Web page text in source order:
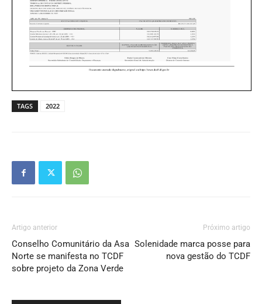
TAGS 2022
Artigo anterior
Conselho Comunitário da Asa
Norte se manifesta no TCDF
sobre projeto da Zona Verde
Próximo artigo
Solenidade marca posse para
nova gestão do TCDF